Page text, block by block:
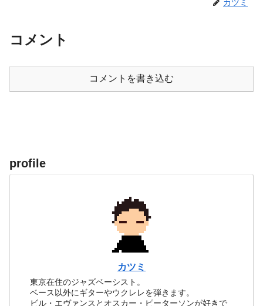
カツミ
コメント
コメントを書き込む
profile
カツミ
東京在住のジャズベーシスト。
ベース以外にギターやウクレレを弾きます。
ビル・エヴァンスとオスカー・ピーターソンが好きで